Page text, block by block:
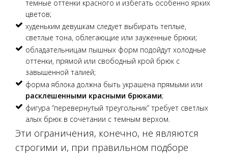
темные оттенки красного и избегать особенно ярких
цветов;
худеньким девушкам следует выбирать теплые,
светлые тона, облегающие или зауженные брюки;
обладательницам пышных форм подойдут холодные
оттенки, прямой или свободный крой брюк с
завышенной талией;
форма яблока должна быть украшена прямыми или
расклешенными красными брюками;
фигура “перевернутый треугольник” требует светлых
алых брюк в сочетании с темным верхом.
Эти ограничения, конечно, не являются
строгими и, при правильном подборе